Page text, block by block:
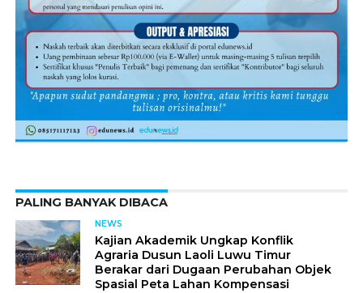
PALING BANYAK DIBACA
NEWS
Kajian Akademik Ungkap Konflik
Agraria Dusun Laoli Luwu Timur
Berakar dari Dugaan Perubahan Objek
Spasial Peta Lahan Kompensasi